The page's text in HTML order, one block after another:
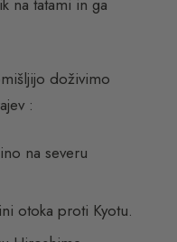
na tatami in ga
doživimo
:
na severu
otoka proti Kyotu.